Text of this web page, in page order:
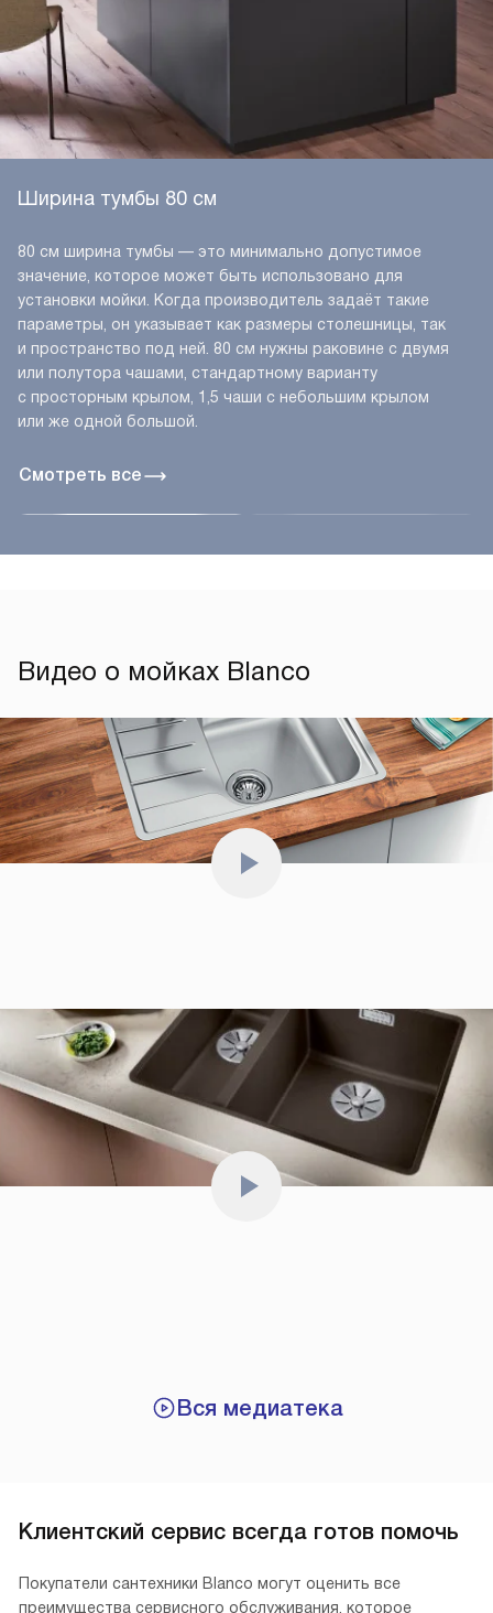
Смотреть все
Ширина тумбы 80 см
80 см ширина тумбы — это минимально допустимое
значение, которое может быть использовано для
установки мойки. Когда производитель задаёт такие
параметры, он указывает как размеры столешницы, так
и пространство под ней. 80 см нужны раковине с двумя
или полутора чашами, стандартному варианту
с просторным крылом, 1,5 чаши с небольшим крылом
или же одной большой.
Видео о мойках Blanco
Вся медиатека
Клиентский сервис всегда готов помочь
Покупатели сантехники Blanco могут оценить все
преимущества сервисного обслуживания, которое